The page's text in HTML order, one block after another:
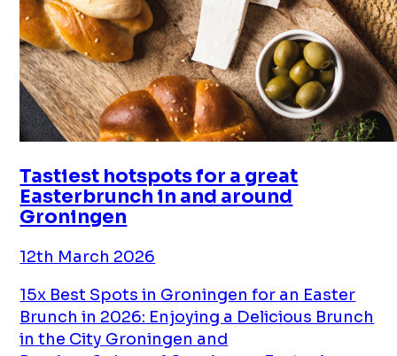
Tastiest hotspots for a great
Easterbrunch in and around
Groningen
12th March 2026
15x Best Spots in Groningen for an Easter
Brunch in 2026: Enjoying a Delicious Brunch
in the City Groningen and